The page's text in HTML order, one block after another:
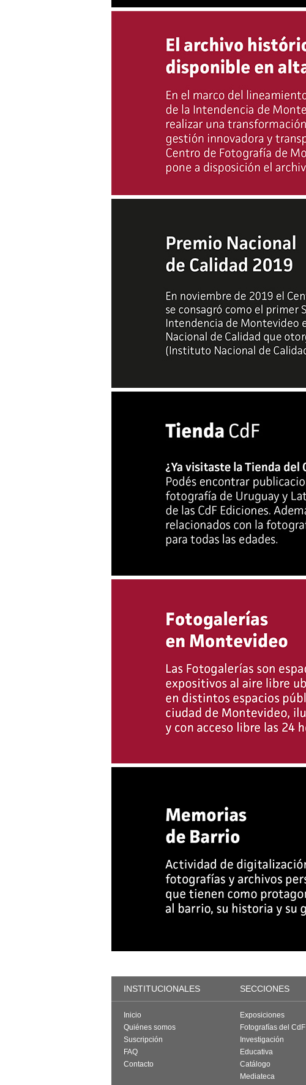
INSTITUCIONALES SECCIONES
Inicio
Quiénes somos
Suscripción
FAQ
Contacto
Exposiciones
Fotografías del CdF
Investigación
Educativa
Catálogo
Mediateca